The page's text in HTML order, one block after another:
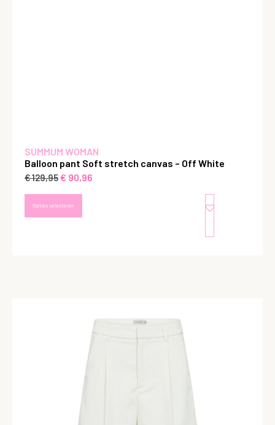
SUMMUM WOMAN
Balloon pant Soft stretch canvas – Off White
€129,95€ 90,96
Opties selecteren